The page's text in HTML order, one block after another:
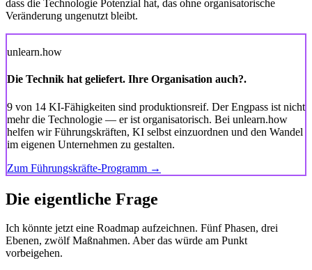
dass die Technologie Potenzial hat, das ohne organisatorische
Veränderung ungenutzt bleibt.
unlearn.how
Die Technik hat geliefert. Ihre Organisation auch?.
9 von 14 KI-Fähigkeiten sind produktionsreif. Der Engpass ist nicht
mehr die Technologie — er ist organisatorisch. Bei unlearn.how
helfen wir Führungskräften, KI selbst einzuordnen und den Wandel
im eigenen Unternehmen zu gestalten.
Zum Führungskräfte-Programm →
Die eigentliche Frage
Ich könnte jetzt eine Roadmap aufzeichnen. Fünf Phasen, drei
Ebenen, zwölf Maßnahmen. Aber das würde am Punkt
vorbeigehen.